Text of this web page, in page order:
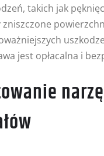
takich jak
zniszczone
jest opłacalna i